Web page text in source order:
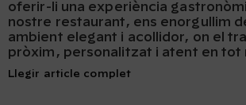
oferir-li una experiència
nostre restaurant, ens enorgullim
ambient elegant i acollidor, on el
pròxim, personalitzat i atent en tot
Llegir article complet